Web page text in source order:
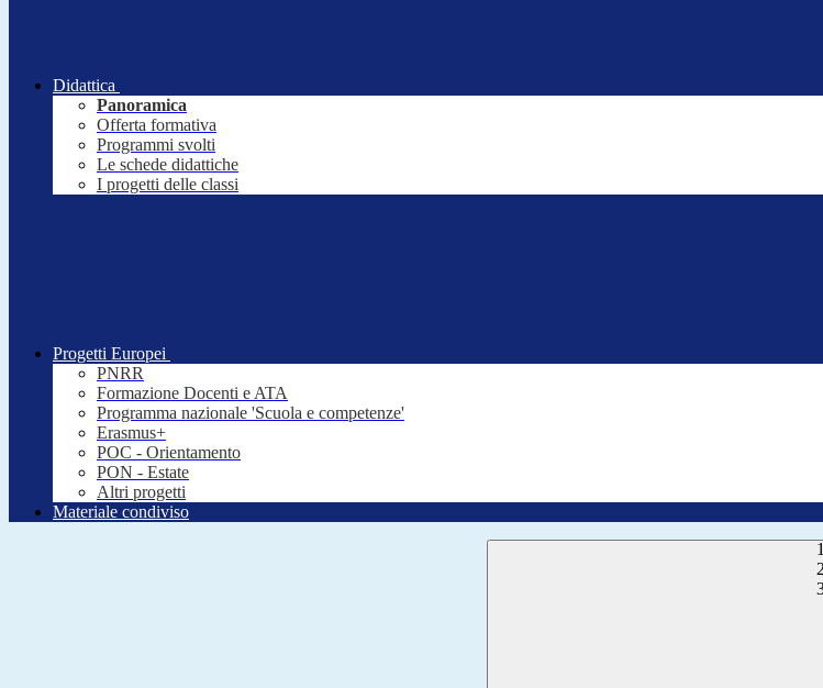
Didattica
Panoramica
Offerta formativa
Programmi svolti
Le schede didattiche
I progetti delle classi
Progetti Europei
PNRR
Formazione Docenti e ATA
Programma nazionale 'Scuola e competenze'
Erasmus+
POC - Orientamento
PON - Estate
Altri progetti
Materiale condiviso